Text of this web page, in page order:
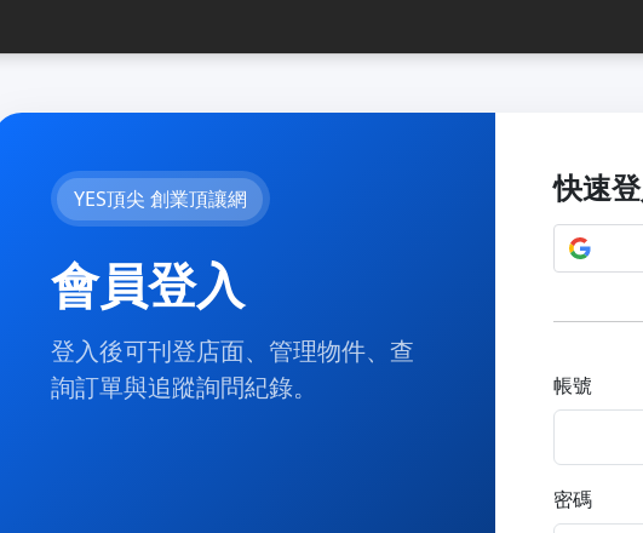
YES頂尖 創業頂讓網
會員登入
登入後可刊登店面、管理物件、查
詢訂單與追蹤詢問紀錄。
快速
帳號
密碼